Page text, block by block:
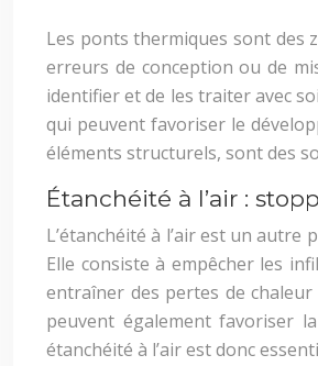
Les ponts thermiques sont des
erreurs de conception ou de
identifier et de les traiter avec
qui peuvent favoriser le
éléments structurels, sont des
Étanchéité à l’air :
L’étanchéité à l’air est un
Elle consiste à empêcher les
entraîner des pertes de
peuvent également favoriser
étanchéité à l’air est donc